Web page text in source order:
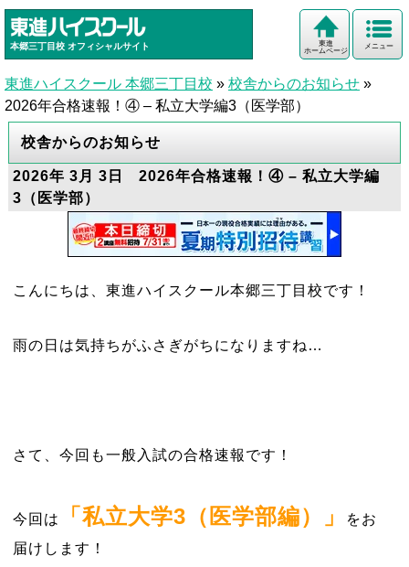
本郷三丁目校 オフィシャルサイト メニュー
東進
ホームページ
東進ハイスクール 本郷三丁目校 » 校舎からのお知らせ »
2026年合格速報！④ – 私立大学編3（医学部）
校舎からのお知らせ
2026年 3月 3日 2026年合格速報！④ – 私立大学編
3（医学部）
こんにちは、東進ハイスクール本郷三丁目校です！
雨の日は気持ちがふさぎがちになりますね…
さて、今回も一般入試の合格速報です！
今回は 「私立大学3（医学部編）」
をお
届けします！